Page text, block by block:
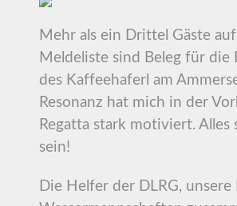
Mehr als ein Drittel Gäste
Meldeliste sind Beleg für die
des Kaffeehaferl am
Resonanz hat mich in der
Regatta stark motiviert.
sein!
Die Helfer der DLRG, unsere